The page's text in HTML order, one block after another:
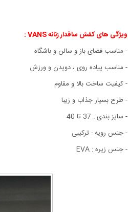
ویژگی های کفش ساقدار زنانه VANS :
- مناسب فضای باز و سالن و باشگاه
- مناسب پیاده روی ، دویدن و ورزش
- کیفیت ساخت بالا و مقاوم
- طرح بسیار جذاب و زیبا
- سایز بندی : 37 تا 40
- جنس رویه : ترکیبی
- جنس زیره : EVA